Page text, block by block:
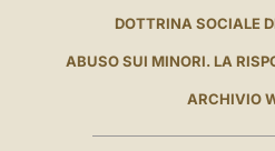
DOTTRINA SOCIALE
ABUSO SUI MINORI. LA
ARCHIVIO